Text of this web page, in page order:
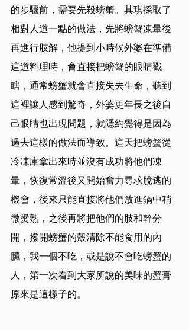
的步驟前，需要先殺螃蟹。其琪採取了
相對人道一點的做法，先將螃蟹凍暈後
再進行肢解，他提到小時候外婆在準備
這道料理時，會直接把螃蟹的眼睛戳
瞎，通常螃蟹就會直接失去生命，聽到
這裡讓人感到驚奇，外婆更年長之後自
己眼睛也出現問題，就隱約覺得是因為
過去這樣的做法而導致。這天把螃蟹從
冷凍庫拿出來時並沒有成功將他們凍
暈，恢復常溫後又開始奮力尋求脫逃的
機會，後來只能直接將他們放進鍋中稍
微燙熟，之後再將把他們的肢和幹分
開，撥開螃蟹的殼清除不能食用的內
臟，我一個不吃，或是說不會吃螃蟹的
人，第一次看到大家所說的美味的蟹膏
原來是這樣子的。